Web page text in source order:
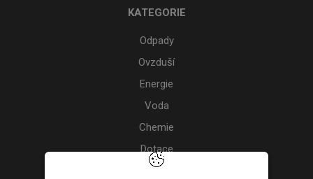
KATEGORIE
Odpady
Ovzduší
Energie
Voda
Chemie
Dotace
Akce